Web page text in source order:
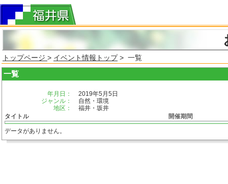
トップページ > イベント情報トップ> 一覧
一覧
年月日：
2019年5月5日
ジャンル：
自然・環境
地区：
福井・坂井
タイトル
開催期間
データがありません。